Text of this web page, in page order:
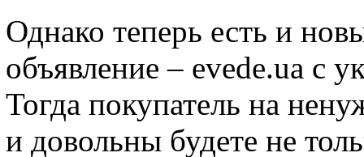
Однако теперь есть и
объявление – evede.ua с
Тогда покупатель на
и довольны будете не